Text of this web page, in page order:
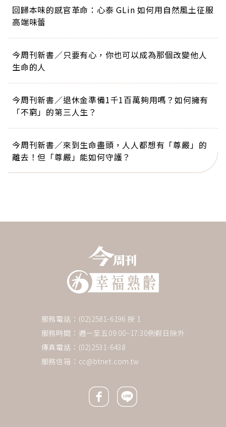
回歸本味的感官革命：心泰 GLin 如何用自然風土征服
高端味蕾
今周刊新書／只要有心，你也可以成為那個改變他人
生命的人
今周刊新書／退休金準備1千1百萬夠用嗎？如何擁有
「不窮」的第三人生？
今周刊新書／來到生命盡頭，人人都想有「尊嚴」的
離去！但「尊嚴」能如何守護？
服務電話：(02)2581-6196 按 1
服務時間：週一至五09:00~17:30例假日除外
傳真電話：(02)2531-6438
服務信箱： cc@btnet.com.tw
Facebook icon
Line icon